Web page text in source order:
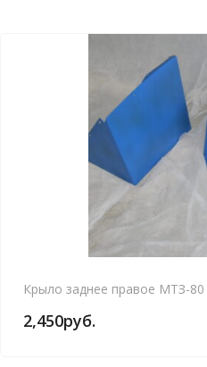
Крыло заднее правое МТЗ-80
2,450руб.